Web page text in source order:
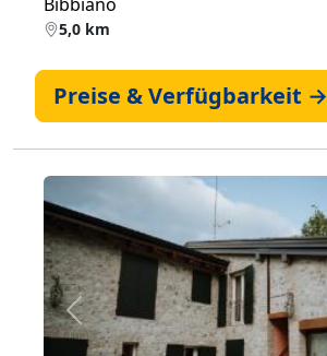
5,0 km
Preise & Verfügbarkeit →
Zurück